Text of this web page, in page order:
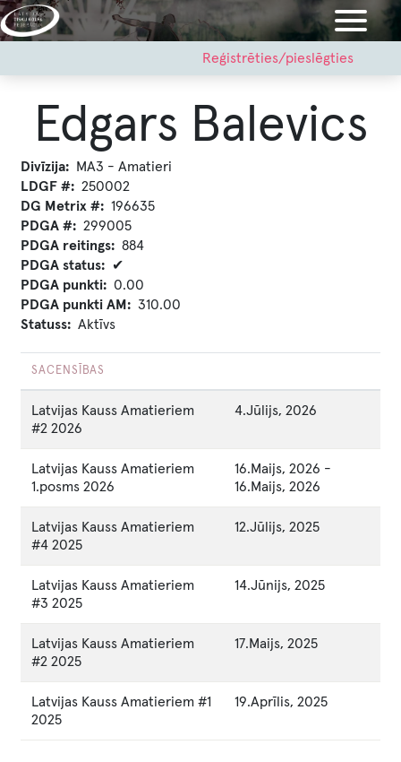
Pārlekt
uz
menu
Reģistrēties/pieslēgties
Edgars Balevics
Divīzija
MA3 - Amatieri
LDGF #
250002
DG Metrix #
196635
PDGA #
299005
PDGA reitings
884
PDGA status
✔
PDGA punkti
0.00
PDGA punkti AM
310.00
Statuss
Aktīvs
SACENSĪBAS
Latvijas Kauss Amatieriem
#2 2026
4.Jūlijs, 2026
Latvijas Kauss Amatieriem
1.posms 2026
16.Maijs, 2026 -
16.Maijs, 2026
Latvijas Kauss Amatieriem
#4 2025
12.Jūlijs, 2025
Latvijas Kauss Amatieriem
#3 2025
14.Jūnijs, 2025
Latvijas Kauss Amatieriem
#2 2025
17.Maijs, 2025
Latvijas Kauss Amatieriem #1
2025
19.Aprīlis, 2025